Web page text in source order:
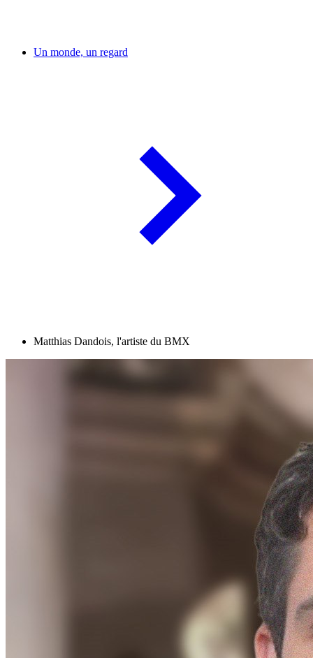
Un monde, un regard
Matthias Dandois, l'artiste du BMX